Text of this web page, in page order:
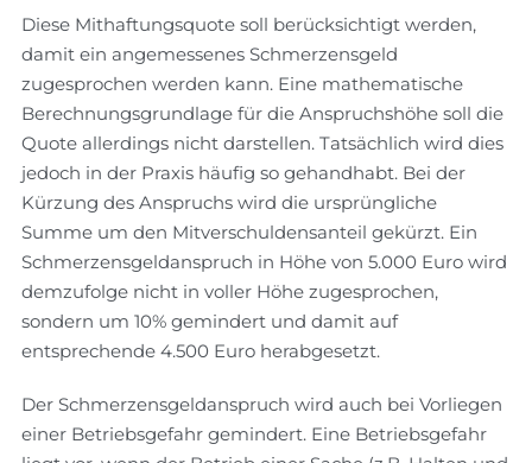
Diese Mithaftungsquote soll berücksichtigt werden,
damit ein angemessenes Schmerzensgeld
zugesprochen werden kann. Eine mathematische
Berechnungsgrundlage für die Anspruchshöhe soll die
Quote allerdings nicht darstellen. Tatsächlich wird dies
jedoch in der Praxis häufig so gehandhabt. Bei der
Kürzung des Anspruchs wird die ursprüngliche
Summe um den Mitverschuldensanteil gekürzt. Ein
Schmerzensgeldanspruch in Höhe von 5.000 Euro wird
demzufolge nicht in voller Höhe zugesprochen,
sondern um 10% gemindert und damit auf
entsprechende 4.500 Euro herabgesetzt.
Der Schmerzensgeldanspruch wird auch bei Vorliegen
einer Betriebsgefahr gemindert. Eine Betriebsgefahr